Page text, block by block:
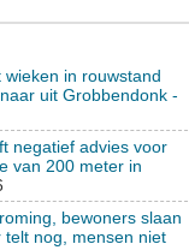
in rouwstand
uit Grobbendonk -
negatief advies voor
van 200 meter in
bewoners slaan
nog, mensen niet